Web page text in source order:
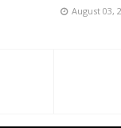
August 03,